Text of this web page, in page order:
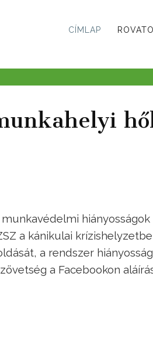
CÍMLAP
hiányosságok
a kánikulai
a rendszer
a Facebookon